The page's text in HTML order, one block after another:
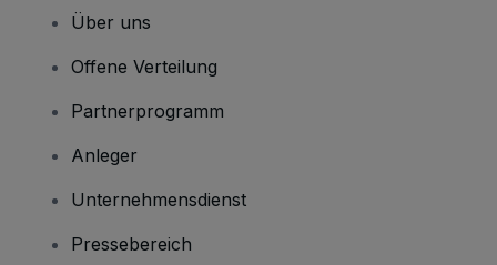
Über uns
Offene Verteilung
Partnerprogramm
Anleger
Unternehmensdienst
Pressebereich